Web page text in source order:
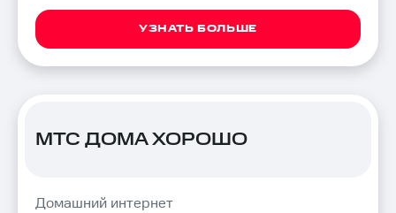
УЗНАТЬ БОЛЬШЕ
МТС ДОМА ХОРОШО
Домашний интернет